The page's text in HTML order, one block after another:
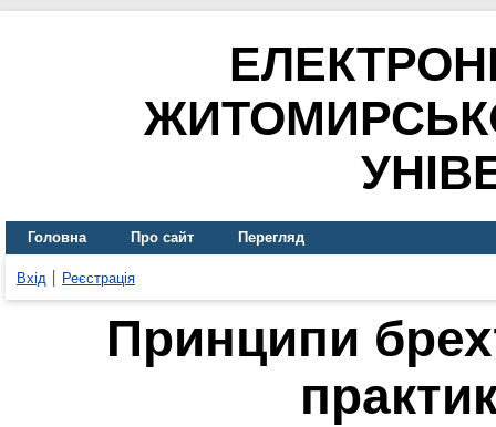
Головна Про сайт Перегляд
Вхід Реєстрація
Принципи